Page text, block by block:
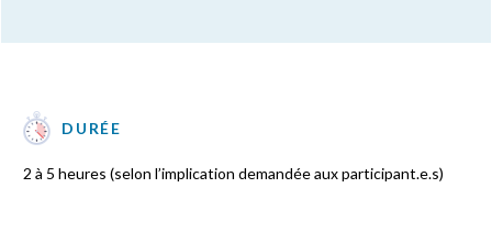
DURÉE
2 à 5 heures (selon l’implication demandée aux participant.e.s)